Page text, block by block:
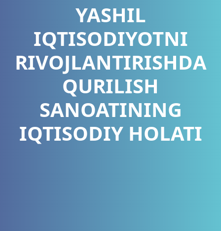
YASHIL
IQTISODIYOTNI
RIVOJLANTIRISHDА
QURILISH
SANOATINING
IQTISODIY HOLATI